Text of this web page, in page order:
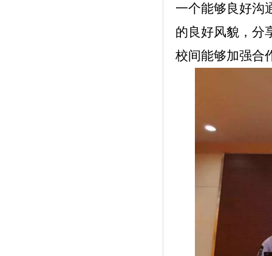
一个能够良好沟
的良好风貌，分
校间能够加强合